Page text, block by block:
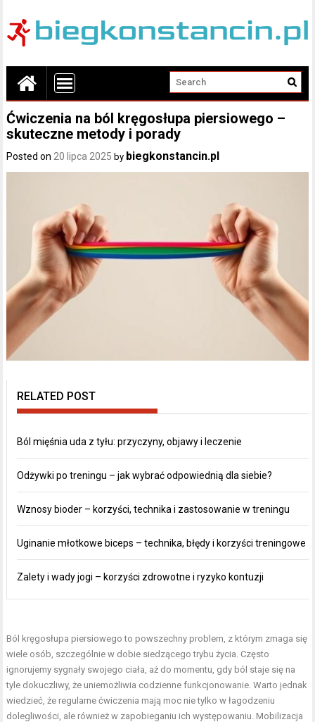
Ćwiczenia na ból kręgosłupa piersiowego –
skuteczne metody i porady
Posted on 20 lipca 2025 by biegkonstancin.pl
RELATED POST
Ból mięśnia uda z tyłu: przyczyny, objawy i leczenie
Odżywki po treningu – jak wybrać odpowiednią dla siebie?
Wznosy bioder – korzyści, technika i zastosowanie w treningu
Uginanie młotkowe biceps – technika, błędy i korzyści treningowe
Zalety i wady jogi – korzyści zdrowotne i ryzyko kontuzji
Ból kręgosłupa piersiowego to powszechny problem, z którym zmaga się
wiele osób, szczególnie w dobie siedzącego trybu życia. Często
ignorujemy sygnały swojego ciała, aż do momentu, gdy ból staje się na
tyle dokuczliwy, że uniemożliwia codzienne funkcjonowanie. Warto jednak
wiedzieć, że regularne ćwiczenia mają moc nie tylko w łagodzeniu
dolegliwości, ale również w zapobieganiu ich występowaniu. Mobilizacja